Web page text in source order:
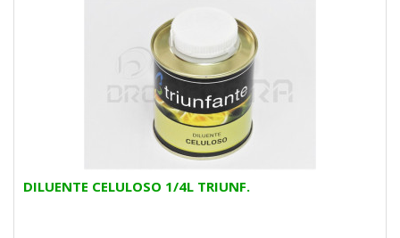
DILUENTE CELULOSO 1/4L TRIUNF.